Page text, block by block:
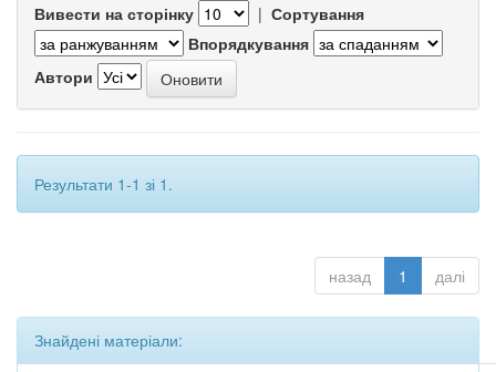
Вивести на сторінку | Сортування
Впорядкування
Автори
Результати 1-1 зі 1.
назад 1 далі
Знайдені матеріали: